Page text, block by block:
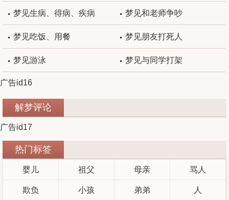
梦见生病、得病、疾病 梦见和老师争吵
梦见吃饭、用餐 梦见朋友打死人
梦见游泳 梦见与同学打架
广告id16
解梦评论
广告id17
热门标签
婴儿 祖父 母亲 骂人
欺负 小孩 弟弟 人